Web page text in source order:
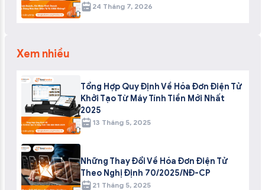
24 Tháng 7, 2026
Xem nhiều
Tổng Hợp Quy Định Về Hóa Đơn Điện Tử
Khởi Tạo Từ Máy Tính Tiền Mới Nhất
2025
13 Tháng 5, 2025
Những Thay Đổi Về Hóa Đơn Điện Tử
Theo Nghị Định 70/2025/NĐ-CP
21 Tháng 5, 2025